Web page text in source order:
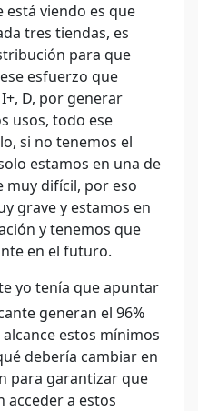
está viendo es que
tres tiendas, es
para que
esfuerzo que
D, por generar
usos, todo ese
si no tenemos el
estamos en una de
muy difícil, por eso
grave y estamos en
y tenemos que
en el futuro.
yo tenía que apuntar
generan el 96%
estos mínimos
debería cambiar en
para garantizar que
acceder a estos